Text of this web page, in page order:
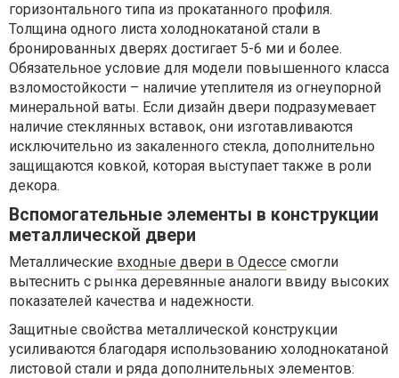
горизонтального типа из прокатанного профиля.
Толщина одного листа холоднокатаной стали в
бронированных дверях достигает 5-6 ми и более.
Обязательное условие для модели повышенного класса
взломостойкости – наличие утеплителя из огнеупорной
минеральной ваты. Если дизайн двери подразумевает
наличие стеклянных вставок, они изготавливаются
исключительно из закаленного стекла, дополнительно
защищаются ковкой, которая выступает также в роли
декора.
Вспомогательные элементы в конструкции
металлической двери
Металлические входные двери в Одессе смогли
вытеснить с рынка деревянные аналоги ввиду высоких
показателей качества и надежности.
Защитные свойства металлической конструкции
усиливаются благодаря использованию холоднокатаной
листовой стали и ряда дополнительных элементов: